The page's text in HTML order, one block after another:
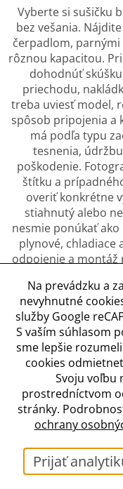
Vyberte si sušičku
bez vešania.
čerpadlom,
rôznou kapacitou.
dohodnúť
priechodu,
treba uviesť model,
spôsob pripojenia a
má podľa typu
tesnenia,
poškodenie.
štítku a
overiť konkrétne
stiahnutý alebo
nesmie ponúkať
plynové, chladiace
odpojenie a montáž
dôležité, opis
upozornenia,
©
Na prevádzku a
nevyhnutné
služby Google
S vaším súhlasom
sme lepšie
cookies
Svoju voľbu
prostredníctvom
stránky.
ochrany
Prijať